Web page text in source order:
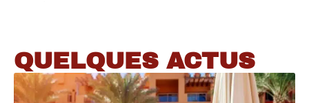
QUELQUES ACTUS